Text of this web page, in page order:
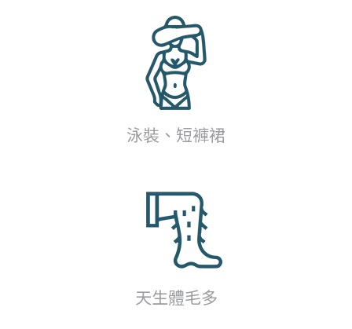
泳裝、短褲裙
天生體毛多